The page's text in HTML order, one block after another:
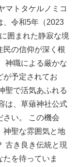
マトタケルノミコ
、令和5年（2023
囲まれた静寂な境
民の信仰が深く根
神職による厳かな
が予定されてお
聖で活気あふれる
は、草薙神社公式
さい。 この機会
神聖な雰囲気と地
古き良き伝統と現
を待っていま